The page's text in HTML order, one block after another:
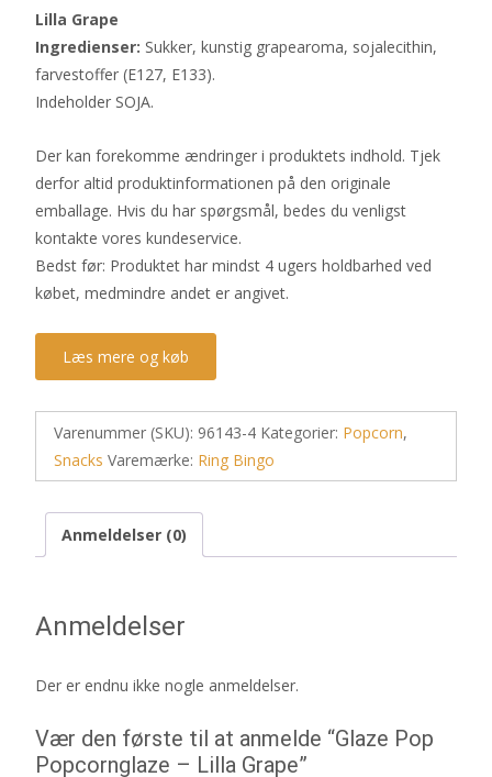
Lilla Grape
Ingredienser: Sukker, kunstig grapearoma, sojalecithin,
farvestoffer (E127, E133).
Indeholder SOJA.
Der kan forekomme ændringer i produktets indhold. Tjek
derfor altid produktinformationen på den originale
emballage. Hvis du har spørgsmål, bedes du venligst
kontakte vores kundeservice.
Bedst før: Produktet har mindst 4 ugers holdbarhed ved
købet, medmindre andet er angivet.
Læs mere og køb
Varenummer (SKU): 96143-4 Kategorier: Popcorn,
Snacks Varemærke: Ring Bingo
Anmeldelser (0)
Anmeldelser
Der er endnu ikke nogle anmeldelser.
Vær den første til at anmelde “Glaze Pop
Popcornglaze – Lilla Grape”